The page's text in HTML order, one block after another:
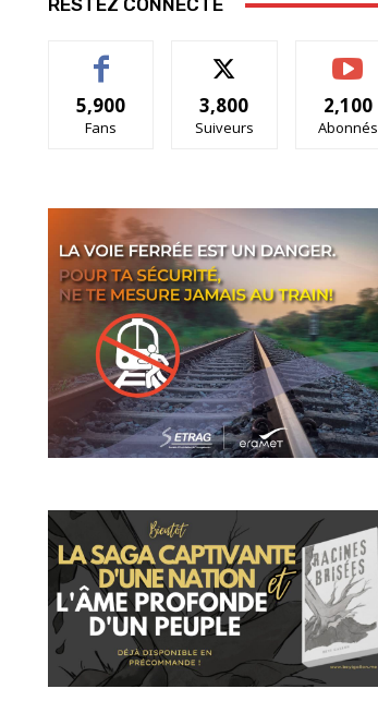
RESTEZ CONNECTÉ
5,900
Fans
3,800
Suiveurs
2,100
Abonnés